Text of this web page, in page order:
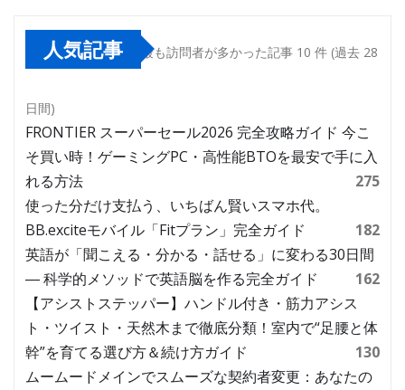
人気記事 最も訪問者が多かった記事 10 件 (過去 28
日間)
FRONTIER スーパーセール2026 完全攻略ガイド 今こ
そ買い時！ゲーミングPC・高性能BTOを最安で手に入
れる方法
275
使った分だけ支払う、いちばん賢いスマホ代。
BB.exciteモバイル「Fitプラン」完全ガイド
182
英語が「聞こえる・分かる・話せる」に変わる30日間
― 科学的メソッドで英語脳を作る完全ガイド
162
【アシストステッパー】ハンドル付き・筋力アシス
ト・ツイスト・天然木まで徹底分類！室内で“足腰と体
幹”を育てる選び方＆続け方ガイド
130
ムームードメインでスムーズな契約者変更：あなたの